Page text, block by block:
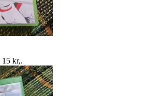
15 kr,.